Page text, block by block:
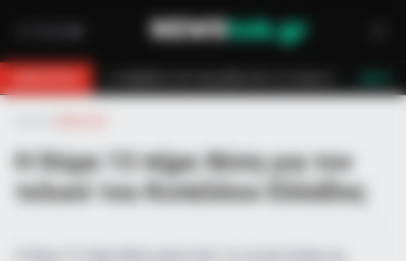
Η Θύρα 13 πήρε θέση για τον
τελικό του Κυπέλλου Ελλάδος